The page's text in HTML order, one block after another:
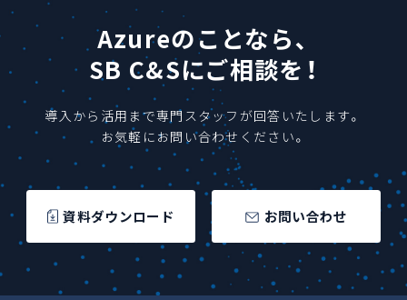
Azureのことなら、
SB C&Sにご相談を！
導入から活用まで専門スタッフが回答いたします。
お気軽にお問い合わせください。
資料ダウンロード お問い合わせ